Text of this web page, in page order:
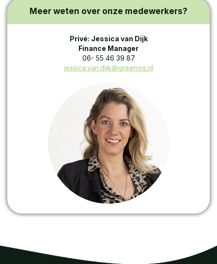
Meer weten over onze medewerkers?
Privé: Jessica van Dijk
Finance Manager
06- 55 46 39 87
jessica.van.dijk@greenvis.nl